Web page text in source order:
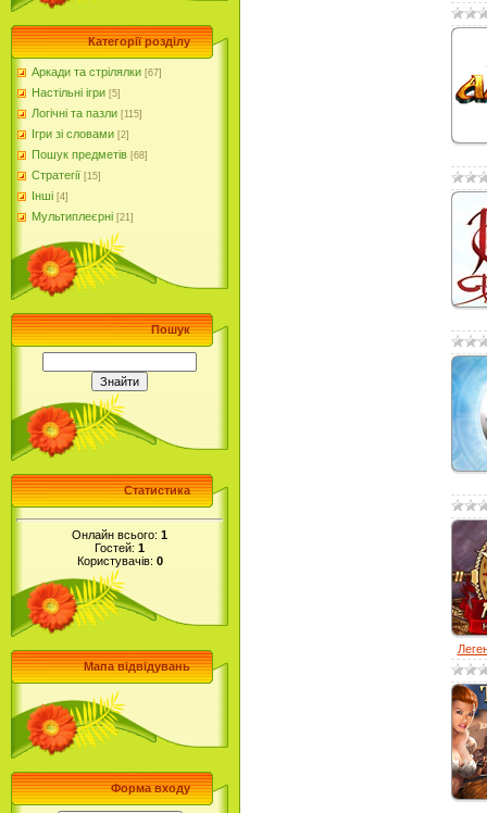
Категорії розділу
Аркади та стрілялки [67]
Настільні ігри [5]
Логічні та пазли [115]
Ігри зі словами [2]
Пошук предметів [68]
Стратегії [15]
Інші [4]
Мультиплеєрні [21]
Пошук
Статистика
Онлайн всього: 1
Гостей: 1
Користувачів: 0
Мапа відвідувань
Форма входу